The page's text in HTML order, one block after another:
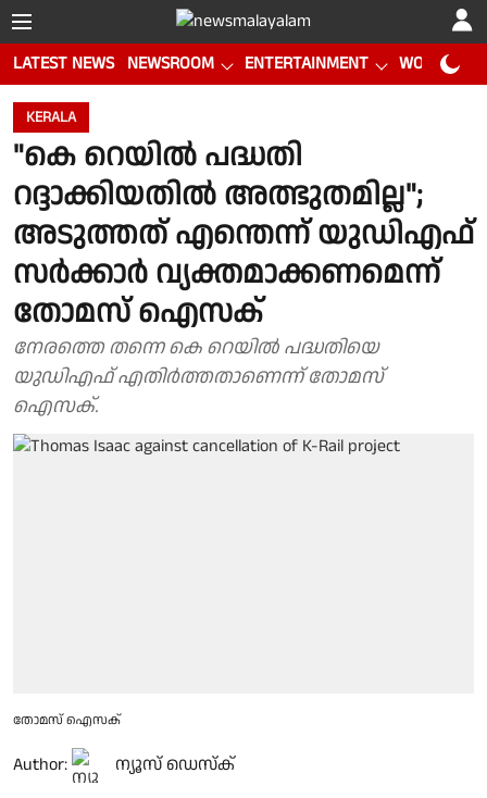
LATEST NEWS NEWSROOM ENTERTAINMENT WORLD CUP
KERALA
"കെ റെയിൽ പദ്ധതി
റദ്ദാക്കിയതിൽ അത്ഭുതമില്ല";
അടുത്തത് എന്തെന്ന് യുഡിഎഫ്
സർക്കാർ വ്യക്തമാക്കണമെന്ന്
തോമസ് ഐസക്
നേരത്തെ തന്നെ കെ റെയിൽ പദ്ധതിയെ
യുഡിഎഫ് എതിർത്തതാണെന്ന് തോമസ്
ഐസക്.
തോമസ് ഐസക്
Author: ന്യൂസ് ഡെസ്ക്